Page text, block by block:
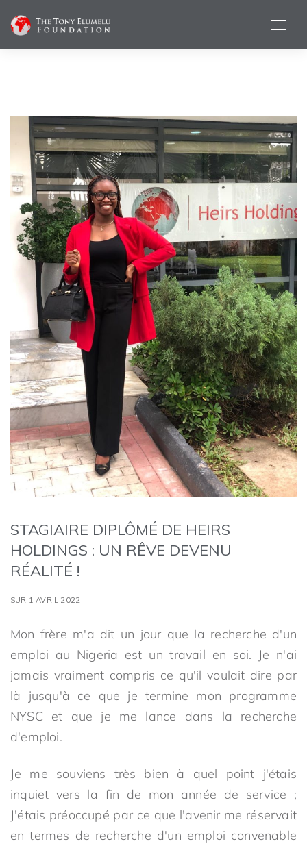
STAGIAIRE DIPLÔMÉ DE HEIRS
HOLDINGS : UN RÊVE DEVENU
RÉALITÉ !
SUR 1 AVRIL 2022
Mon frère m'a dit un jour que la recherche d'un
emploi au Nigeria est un travail en soi. Je n'ai
jamais vraiment compris ce qu'il voulait dire par
là jusqu'à ce que je termine mon programme
NYSC et que je me lance dans la recherche
d'emploi.
Je me souviens très bien à quel point j'étais
inquiet vers la fin de mon année de service ;
J'étais préoccupé par ce que l'avenir me réservait
en termes de recherche d'un emploi convenable